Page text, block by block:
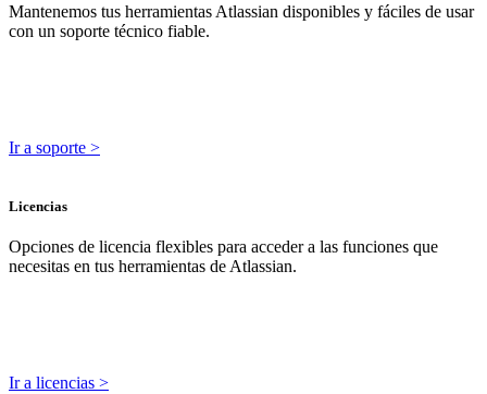
Mantenemos tus herramientas Atlassian disponibles y fáciles de usar
con un soporte técnico fiable.
Ir a soporte >
Licencias
Opciones de licencia flexibles para acceder a las funciones que
necesitas en tus herramientas de Atlassian.
Ir a licencias >